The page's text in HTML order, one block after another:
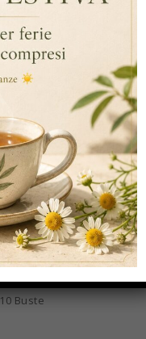
Da 12 Scatole
Buste